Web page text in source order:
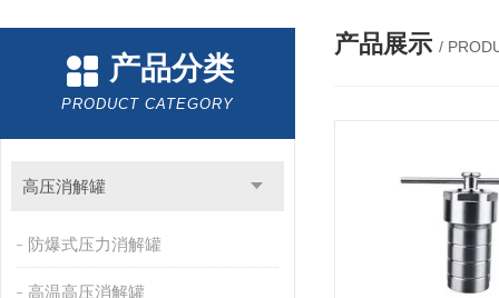
产品分类
PRODUCT CATEGORY
高压消解罐
防爆式压力消解罐
高温高压消解罐
产品展示 /